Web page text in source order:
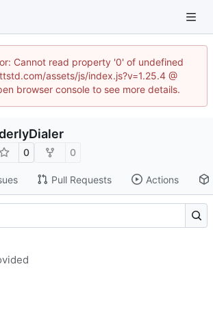
Cannot read property '0' of undefined
assets/js/index.js?v=1.25.4 @
browser console to see more details.
0 0
Pull Requests Actions